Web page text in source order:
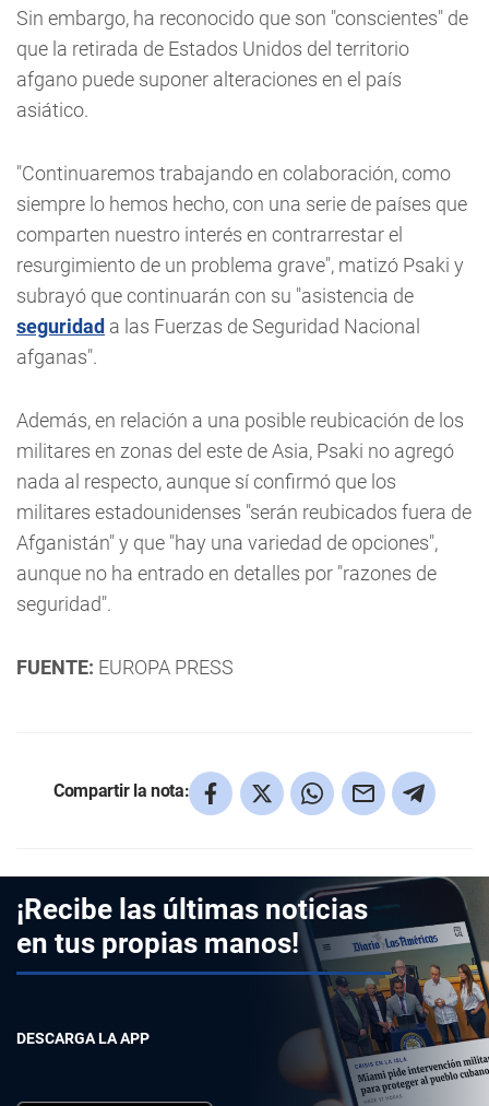
Sin embargo, ha reconocido que son "conscientes" de
que la retirada de Estados Unidos del territorio
afgano puede suponer alteraciones en el país
asiático.
"Continuaremos trabajando en colaboración, como
siempre lo hemos hecho, con una serie de países que
comparten nuestro interés en contrarrestar el
resurgimiento de un problema grave", matizó Psaki y
subrayó que continuarán con su "asistencia de
seguridad a las Fuerzas de Seguridad Nacional
afganas".
Además, en relación a una posible reubicación de los
militares en zonas del este de Asia, Psaki no agregó
nada al respecto, aunque sí confirmó que los
militares estadounidenses "serán reubicados fuera de
Afganistán" y que "hay una variedad de opciones",
aunque no ha entrado en detalles por "razones de
seguridad".
FUENTE: EUROPA PRESS
Compartir la nota:
¡Recibe las últimas noticias
en tus propias manos!
DESCARGA LA APP